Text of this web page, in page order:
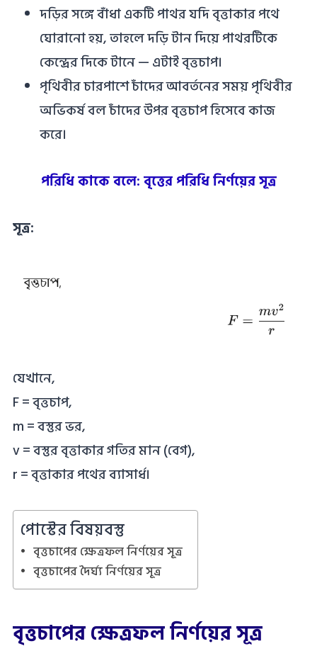
দড়ির সঙ্গে বাঁধা একটি পাথর যদি বৃত্তাকার পথে
ঘোরানো হয়, তাহলে দড়ি টান দিয়ে পাথরটিকে
কেন্দ্রের দিকে টানে — এটাই বৃত্তচাপ।
পৃথিবীর চারপাশে চাঁদের আবর্তনের সময় পৃথিবীর
অভিকর্ষ বল চাঁদের উপর বৃত্তচাপ হিসেবে কাজ
করে।
পরিধি কাকে বলে: বৃত্তের পরিধি নির্ণয়ের সূত্র
সূত্র:
যেখানে,
F = বৃত্তচাপ,
m = বস্তুর ভর,
v = বস্তুর বৃত্তাকার গতির মান (বেগ),
r = বৃত্তাকার পথের ব্যাসার্ধ।
পোস্টের বিষয়বস্তু
বৃত্তচাপের ক্ষেত্রফল নির্ণয়ের সূত্র
বৃত্তচাপের দৈর্ঘ্য নির্ণয়ের সূত্র
বৃত্তচাপের ক্ষেত্রফল নির্ণয়ের সূত্র